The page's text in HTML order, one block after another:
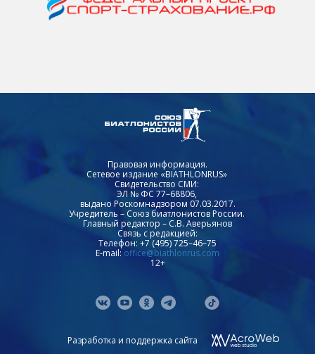
Правовая информация.
Сетевое издание «BIATHLONRUS»
Свидетельство СМИ:
ЭЛ № ФС 77–68806,
выдано Роскомнадзором 07.03.2017.
Учредитель – Союз биатлонистов России.
Главный редактор – С.В. Аверьянов
Связь с редакцией:
Телефон: +7 (495) 725–46–75
E-mail: office@biathlonrus.com
12+
Разработка и поддержка сайта